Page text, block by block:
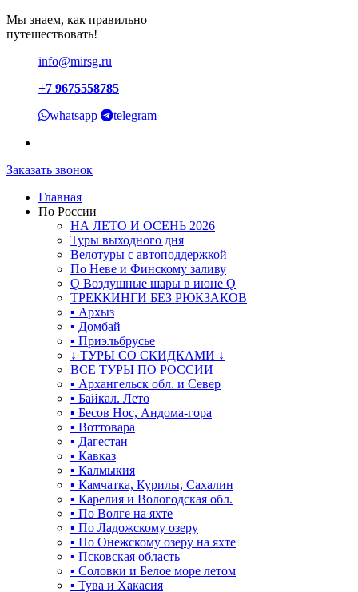
Мы знаем, как правильно
путешествовать!
info@mirsg.ru
+7 9675558785
whatsapp telegram
Заказать звонок
Главная
По России
НА ЛЕТО И ОСЕНЬ 2026
Туры выходного дня
Велотуры с автоподдержкой
По Неве и Финскому заливу
Ǫ Воздушные шары в июне Ǫ
ТРЕККИНГИ БЕЗ РЮКЗАКОВ
▪ Архыз
▪ Домбай
▪ Приэльбрусье
↓ ТУРЫ СО СКИДКАМИ ↓
ВСЕ ТУРЫ ПО РОССИИ
▪ Архангельск обл. и Север
▪ Байкал. Лето
▪ Бесов Нос, Андома-гора
▪ Воттовара
▪ Дагестан
▪ Кавказ
▪ Калмыкия
▪ Камчатка, Курилы, Сахалин
▪ Карелия и Вологодская обл.
▪ По Волге на яхте
▪ По Ладожскому озеру
▪ По Онежскому озеру на яхте
▪ Псковская область
▪ Соловки и Белое море летом
▪ Тува и Хакасия